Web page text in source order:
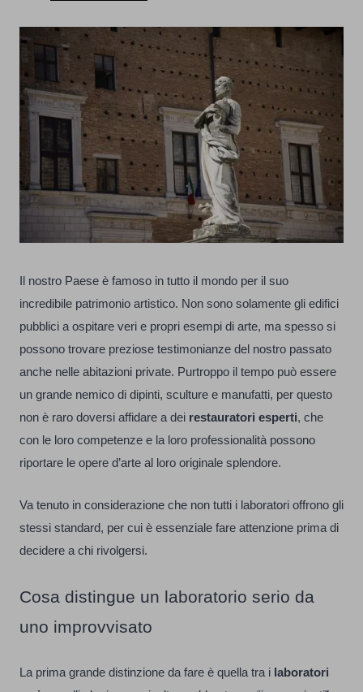
Il nostro Paese è famoso in tutto il mondo per il suo
incredibile patrimonio artistico. Non sono solamente gli edifici
pubblici a ospitare veri e propri esempi di arte, ma spesso si
possono trovare preziose testimonianze del nostro passato
anche nelle abitazioni private. Purtroppo il tempo può essere
un grande nemico di dipinti, sculture e manufatti, per questo
non è raro doversi affidare a dei restauratori esperti, che
con le loro competenze e la loro professionalità possono
riportare le opere d’arte al loro originale splendore.
Va tenuto in considerazione che non tutti i laboratori offrono gli
stessi standard, per cui è essenziale fare attenzione prima di
decidere a chi rivolgersi.
Cosa distingue un laboratorio serio da
uno improvvisato
La prima grande distinzione da fare è quella tra i laboratori